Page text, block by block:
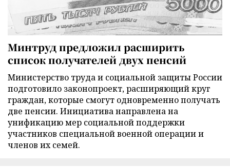
Минтруд предложил расширить
список получателей двух пенсий
Министерство труда и социальной защиты России
подготовило законопроект, расширяющий круг
граждан, которые смогут одновременно получать
две пенсии. Инициатива направлена на
унификацию мер социальной поддержки
участников специальной военной операции и
членов их семей.